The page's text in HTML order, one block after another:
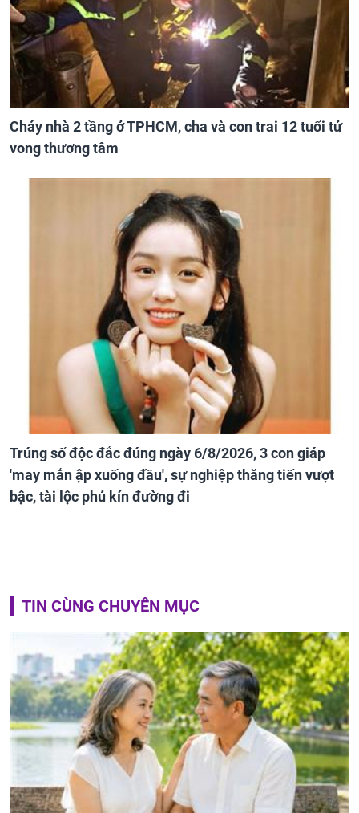
Cháy nhà 2 tầng ở TPHCM, cha và con trai 12 tuổi tử
vong thương tâm
Trúng số độc đắc đúng ngày 6/8/2026, 3 con giáp
'may mắn ập xuống đầu', sự nghiệp thăng tiến vượt
bậc, tài lộc phủ kín đường đi
TIN CÙNG CHUYÊN MỤC